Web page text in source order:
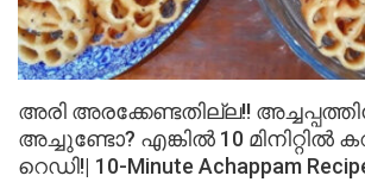
അരി അരക്കേണ്ടതില്ല!!
അച്ചുണ്ടോ? എങ്കിൽ 10 മിനിറ്റിൽ
റെഡി!| 10-Minute Achappam